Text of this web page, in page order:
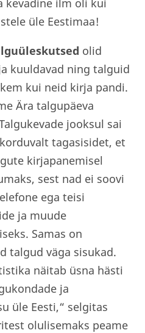
kevadine ilm oli kui
üle Eestimaa!
olid
kuuldavad ning talguid
kui neid kirja pandi.
Ära talgupäeva
jooksul sai
tagasisidet, et
kirjapanemisel
sest nad ei soovi
ega teisi
ja muude
Samas on
talgud väga sisukad.
näitab üsna hästi
ja
üle Eesti,“ selgitas
olulisemaks peame